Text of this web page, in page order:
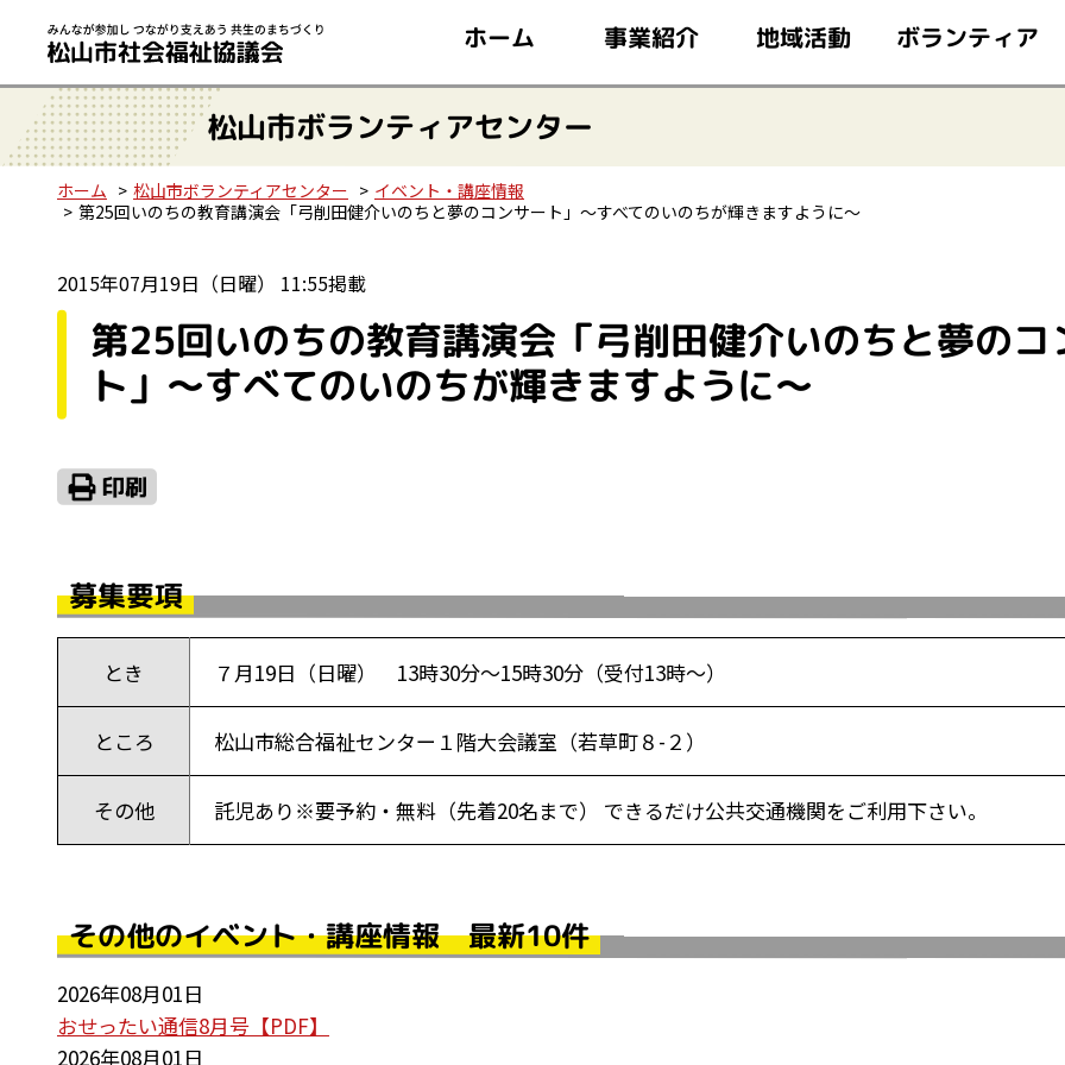
ホーム 事業紹介 地域活動 ボランティア
松山市ボランティアセンター
ホーム 松山市ボランティアセンター
イベント・講座情報
第25回いのちの教育講演会「弓削田健介いのちと夢のコンサート」～すべてのいのちが輝きますように～
2015年07月19日（日曜） 11:55掲載
第25回いのちの教育講演会「弓削田健介いのちと夢のコ
ト」～すべてのいのちが輝きますように～
募集要項
とき ７月19日（日曜） 13時30分～15時30分（受付13時～）
ところ 松山市総合福祉センター１階大会議室（若草町８-２）
その他 託児あり※要予約・無料（先着20名まで） できるだけ公共交通機関をご利用下さい。
その他のイベント・講座情報 最新10件
2026年08月01日
おせったい通信8月号【PDF】
2026年08月01日